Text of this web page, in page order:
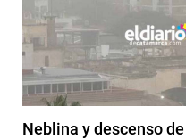
Neblina y descenso